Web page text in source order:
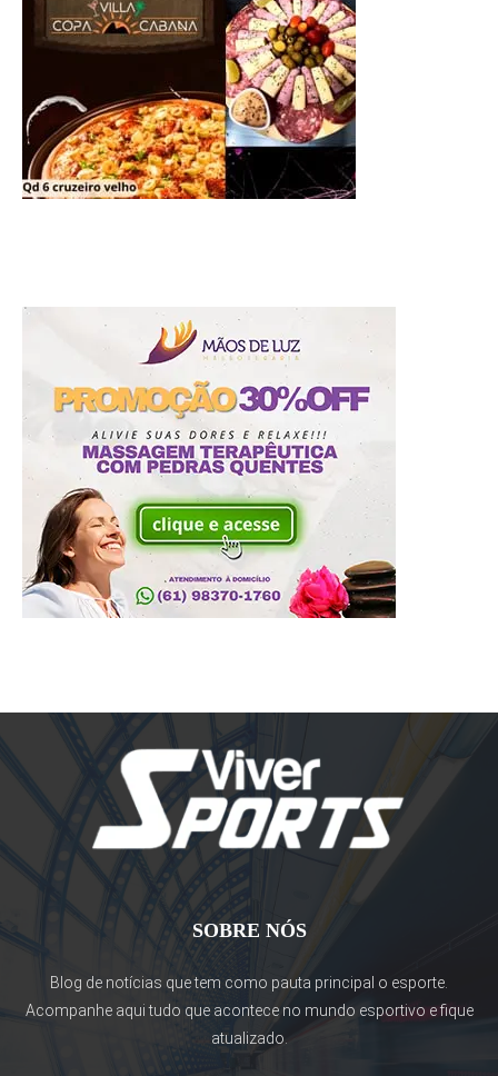
SOBRE NÓS
Blog de notícias que tem como pauta principal o esporte.
Acompanhe aqui tudo que acontece no mundo esportivo e fique
atualizado.